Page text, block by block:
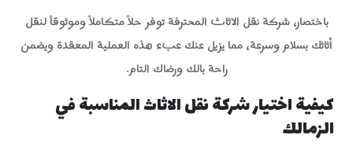
باختصار، شركة نقل الاثاث المحترفة توفر حلاً متكاملاً وموثوقاً لنقل
أثاثك بسلام وسرعة، مما يزيل عنك عبء هذه العملية المعقدة ويضمن
راحة بالك ورضاك التام.
كيفية اختيار شركة نقل الاثاث المناسبة في
الزمالك